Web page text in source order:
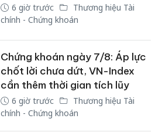
6 giờ trước
Thương hiệu Tài
chính - Chứng khoán
Chứng khoán ngày 7/8: Áp lực
chốt lời chưa dứt, VN-Index
cần thêm thời gian tích lũy
6 giờ trước
Thương hiệu Tài
chính - Chứng khoán